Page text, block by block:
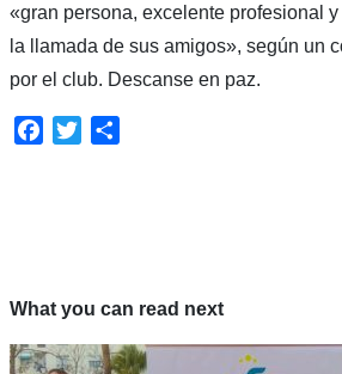
«gran persona, excelente profesional
la llamada de sus amigos», según un
por el club. Descanse en paz.
Facebook
Twitter
What you can read next